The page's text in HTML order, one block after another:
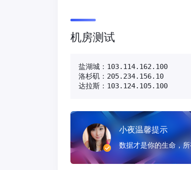
机房测试
盐湖城：103.114.162.100
洛杉矶：205.234.156.10
达拉斯：103.124.105.100
小夜温馨提示
数据才是你的生命，